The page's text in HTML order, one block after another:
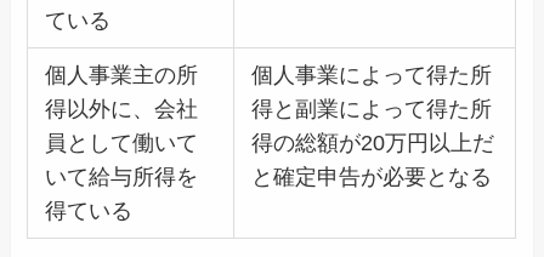
ている
個人事業主の所
得以外に、会社
員として働いて
いて給与所得を
得ている
個人事業によって得た所
得と副業によって得た所
得の総額が20万円以上だ
と確定申告が必要となる